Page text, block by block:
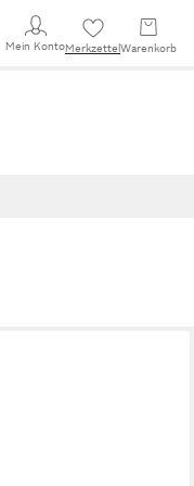
Mein KontoMerkzettel Warenkorb